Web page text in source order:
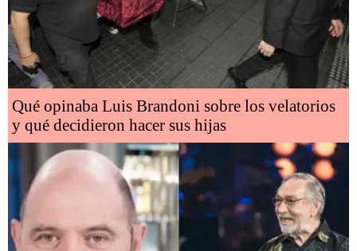
Qué opinaba Luis Brandoni sobre los velatorios
y qué decidieron hacer sus hijas